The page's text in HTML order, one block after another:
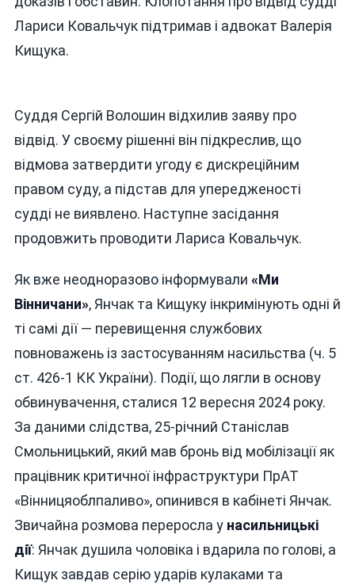
Лариси Ковальчук підтримав і адвокат Валерія
Кищука.
Суддя Сергій Волошин відхилив заяву про
відвід. У своєму рішенні він підкреслив, що
відмова затвердити угоду є дискреційним
правом суду, а підстав для упередженості
судді не виявлено. Наступне засідання
продовжить проводити Лариса Ковальчук.
Як вже неодноразово інформували «Ми
Вінничани», Янчак та Кищуку інкримінують одні й
ті самі дії — перевищення службових
повноважень із застосуванням насильства (ч. 5
ст. 426-1 КК України). Події, що лягли в основу
обвинувачення, сталися 12 вересня 2024 року.
За даними слідства, 25-річний Станіслав
Смольницький, який мав бронь від мобілізації як
працівник критичної інфраструктури ПрАТ
«Вінницяоблпаливо», опинився в кабінеті Янчак.
Звичайна розмова переросла у насильницькі
дії: Янчак душила чоловіка і вдарила по голові, а
Кищук завдав серію ударів кулаками та